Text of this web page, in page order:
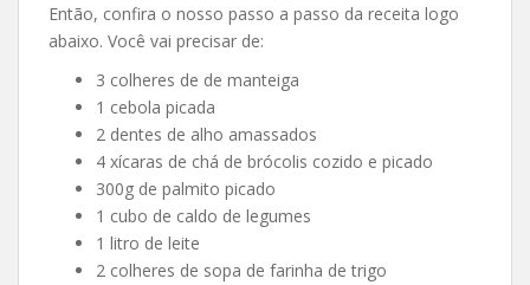
Então, confira o nosso passo a passo da receita logo
abaixo. Você vai precisar de:
3 colheres de de manteiga
1 cebola picada
2 dentes de alho amassados
4 xícaras de chá de brócolis cozido e picado
300g de palmito picado
1 cubo de caldo de legumes
1 litro de leite
2 colheres de sopa de farinha de trigo